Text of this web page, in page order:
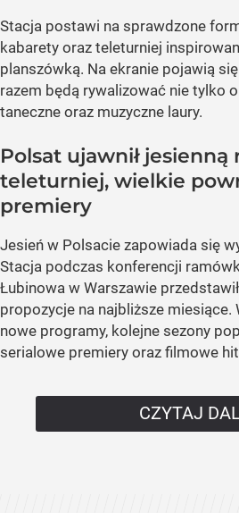
Stacja postawi na sprawdzone
kabarety oraz teleturniej
planszówką. Na ekranie pojawią
razem będą rywalizować nie tylko
taneczne oraz muzyczne laury.
Polsat ujawnił
teleturniej, wielkie
premiery
Jesień w Polsacie zapowiada się
Stacja podczas konferencji
Łubinowa w Warszawie
propozycje na najbliższe miesiące.
nowe programy, kolejne sezony
serialowe premiery oraz filmowe
CZYTAJ